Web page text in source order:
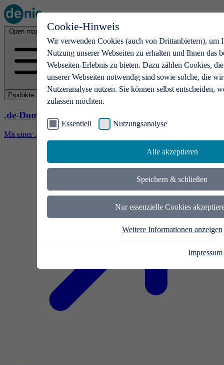
Cookie-Hinweis
Wir verwenden Cookies (auch von Drittanbietern), um
Nutzung unserer Webseiten zu erhalten und Ihnen das
Webseiten-Erlebnis zu bieten. Dazu zählen Cookies,
unserer Webseiten notwendig sind sowie solche, die
Nutzeranalyse nutzen. Sie können selbst entscheiden,
zulassen möchten.
Essentiell Nutzungsanalyse
Alle akzeptieren
Speichern & schließen
Nur essenzielle Cookies
Weitere Informationen anzeigen
Impressum
Open main menu
Produkte
.de-Domains
Mit einer .de-Domain erhalten Ideen eine Bühne